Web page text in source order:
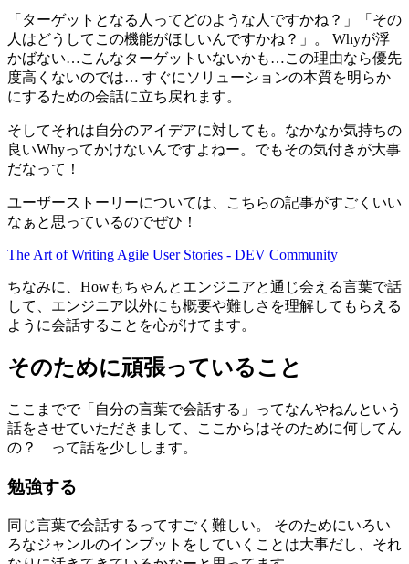
「ターゲットとなる人ってどのような人ですかね？」「その
人はどうしてこの機能がほしいんですかね？」。 Whyが浮
かばない…こんなターゲットいないかも…この理由なら優先
度高くないのでは… すぐにソリューションの本質を明らか
にするための会話に立ち戻れます。
そしてそれは自分のアイデアに対しても。なかなか気持ちの
良いWhyってかけないんですよねー。でもその気付きが大事
だなって！
ユーザーストーリーについては、こちらの記事がすごくいい
なぁと思っているのでぜひ！
The Art of Writing Agile User Stories - DEV Community
ちなみに、Howもちゃんとエンジニアと通じ会える言葉で話
して、エンジニア以外にも概要や難しさを理解してもらえる
ように会話することを心がけてます。
そのために頑張っていること
ここまでで「自分の言葉で会話する」ってなんやねんという
話をさせていただきまして、ここからはそのために何してん
の？ って話を少しします。
勉強する
同じ言葉で会話するってすごく難しい。 そのためにいろい
ろなジャンルのインプットをしていくことは大事だし、それ